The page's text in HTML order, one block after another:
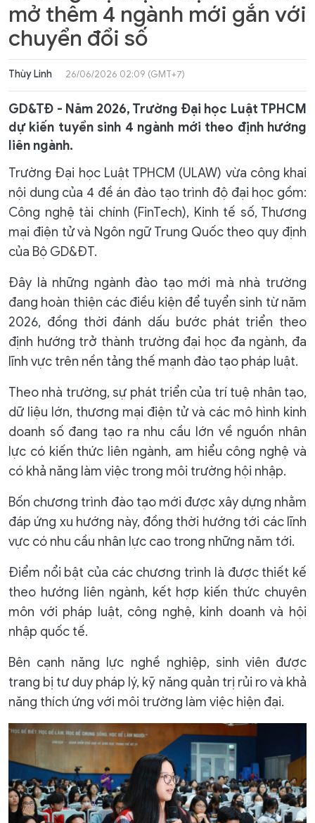
mở thêm 4 ngành mới gắn với
chuyển đổi số
Thùy Linh 26/06/2026 02:09 (GMT+7)
GD&TĐ - Năm 2026, Trường Đại học Luật TPHCM
dự kiến tuyển sinh 4 ngành mới theo định hướng
liên ngành.
Trường Đại học Luật TPHCM (ULAW) vừa công khai
nội dung của 4 đề án đào tạo trình độ đại học gồm:
Công nghệ tài chính (FinTech), Kinh tế số, Thương
mại điện tử và Ngôn ngữ Trung Quốc theo quy định
của Bộ GD&ĐT.
Đây là những ngành đào tạo mới mà nhà trường
đang hoàn thiện các điều kiện để tuyển sinh từ năm
2026, đồng thời đánh dấu bước phát triển theo
định hướng trở thành trường đại học đa ngành, đa
lĩnh vực trên nền tảng thế mạnh đào tạo pháp luật.
Theo nhà trường, sự phát triển của trí tuệ nhân tạo,
dữ liệu lớn, thương mại điện tử và các mô hình kinh
doanh số đang tạo ra nhu cầu lớn về nguồn nhân
lực có kiến thức liên ngành, am hiểu công nghệ và
có khả năng làm việc trong môi trường hội nhập.
Bốn chương trình đào tạo mới được xây dựng nhằm
đáp ứng xu hướng này, đồng thời hướng tới các lĩnh
vực có nhu cầu nhân lực cao trong những năm tới.
Điểm nổi bật của các chương trình là được thiết kế
theo hướng liên ngành, kết hợp kiến thức chuyên
môn với pháp luật, công nghệ, kinh doanh và hội
nhập quốc tế.
Bên cạnh năng lực nghề nghiệp, sinh viên được
trang bị tư duy pháp lý, kỹ năng quản trị rủi ro và khả
năng thích ứng với môi trường làm việc hiện đại.